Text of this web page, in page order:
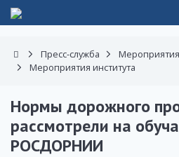
Пресс-служба
Мероприятия
Мероприятия института
Нормы дорожного
рассмотрели на
РОСДОРНИИ